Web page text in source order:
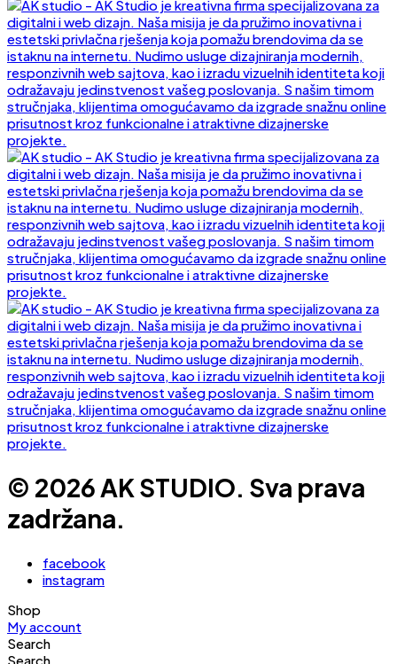
© 2026 AK STUDIO. Sva prava
zadržana.
facebook
instagram
Shop
My account
Search
Search